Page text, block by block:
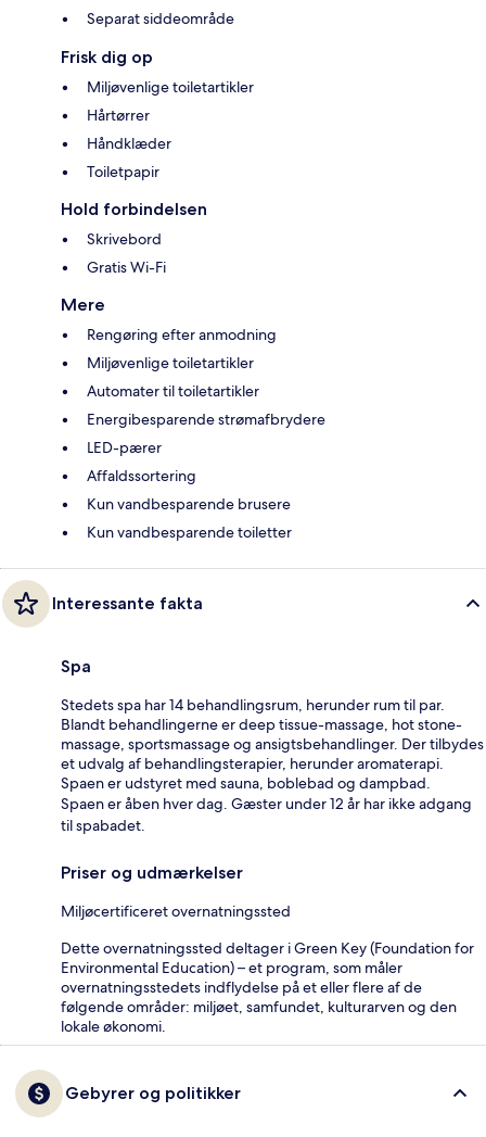
Separat siddeområde
Frisk dig op
Miljøvenlige toiletartikler
Hårtørrer
Håndklæder
Toiletpapir
Hold forbindelsen
Skrivebord
Gratis Wi-Fi
Mere
Rengøring efter anmodning
Miljøvenlige toiletartikler
Automater til toiletartikler
Energibesparende strømafbrydere
LED-pærer
Affaldssortering
Kun vandbesparende brusere
Kun vandbesparende toiletter
Interessante fakta
Spa
Stedets spa har 14 behandlingsrum, herunder rum til par.
Blandt behandlingerne er deep tissue-massage, hot stone-
massage, sportsmassage og ansigtsbehandlinger. Der tilbydes
et udvalg af behandlingsterapier, herunder aromaterapi.
Spaen er udstyret med sauna, boblebad og dampbad.
Spaen er åben hver dag. Gæster under 12 år har ikke adgang
til spabadet.
Priser og udmærkelser
Miljøcertificeret overnatningssted
Dette overnatningssted deltager i Green Key (Foundation for
Environmental Education) – et program, som måler
overnatningsstedets indflydelse på et eller flere af de
følgende områder: miljøet, samfundet, kulturarven og den
lokale økonomi.
Gebyrer og politikker